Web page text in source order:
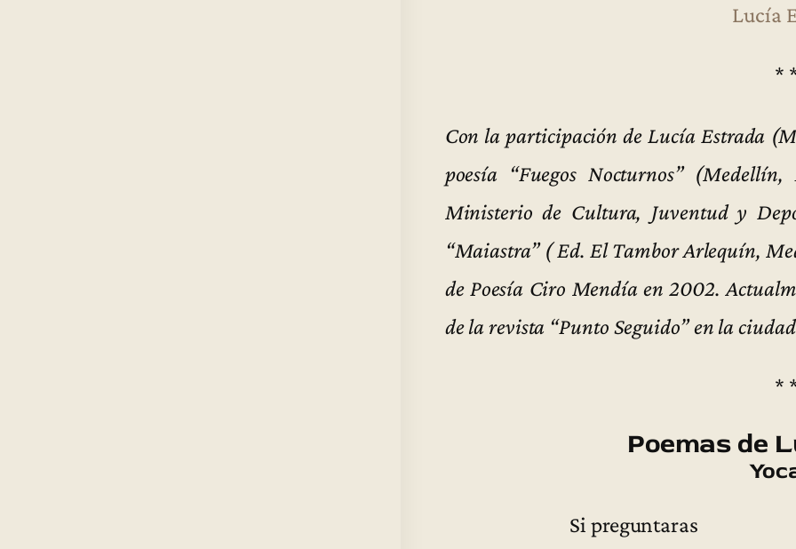
Lucía
*
Con la participación de Lucía Estrada
poesía “Fuegos Nocturnos”
Ministerio de Cultura, Juventud y
“Maiastra” ( Ed. El Tambor Arlequín,
de Poesía Ciro Mendía en 2002.
de la revista “Punto Seguido” en la
*
Poemas de
Si preguntaras